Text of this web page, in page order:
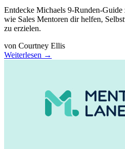
Entdecke Michaels 9-Runden-
wie Sales Mentoren dir helfen,
zu erzielen.
von Courtney Ellis
Weiterlesen →